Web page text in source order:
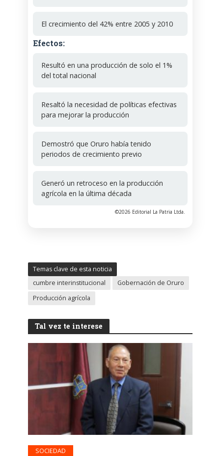
El crecimiento del 42% entre 2005 y 2010
Efectos:
Resultó en una producción de solo el 1%
del total nacional
Resaltó la necesidad de políticas efectivas
para mejorar la producción
Demostró que Oruro había tenido
periodos de crecimiento previo
Generó un retroceso en la producción
agrícola en la última década
©2026 Editorial La Patria Ltda.
Temas clave de esta noticia
cumbre interinstitucional
Gobernación de Oruro
Producción agrícola
Tal vez te interese
SOCIEDAD